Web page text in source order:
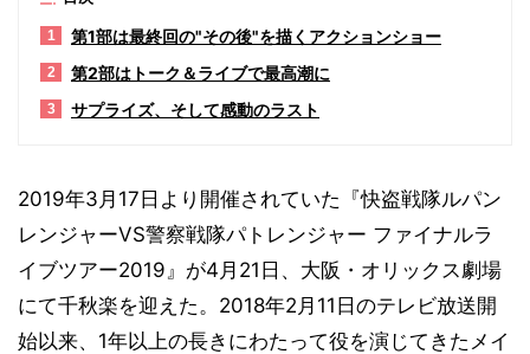
1 第1部は最終回の"その後"を描くアクションショー
2 第2部はトーク＆ライブで最高潮に
3 サプライズ、そして感動のラスト
2019年3月17日より開催されていた『快盗戦隊ルパン
レンジャーVS警察戦隊パトレンジャー ファイナルラ
イブツアー2019』が4月21日、大阪・オリックス劇場
にて千秋楽を迎えた。2018年2月11日のテレビ放送開
始以来、1年以上の長きにわたって役を演じてきたメイ